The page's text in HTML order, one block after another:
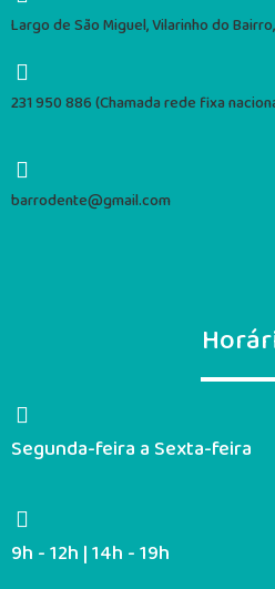
Largo de São Miguel, Vilarinho do
231 950 886 (Chamada rede fixa
barrodente@gmail.com
Segunda-feira a Sexta-feira
9h - 12h | 14h - 19h